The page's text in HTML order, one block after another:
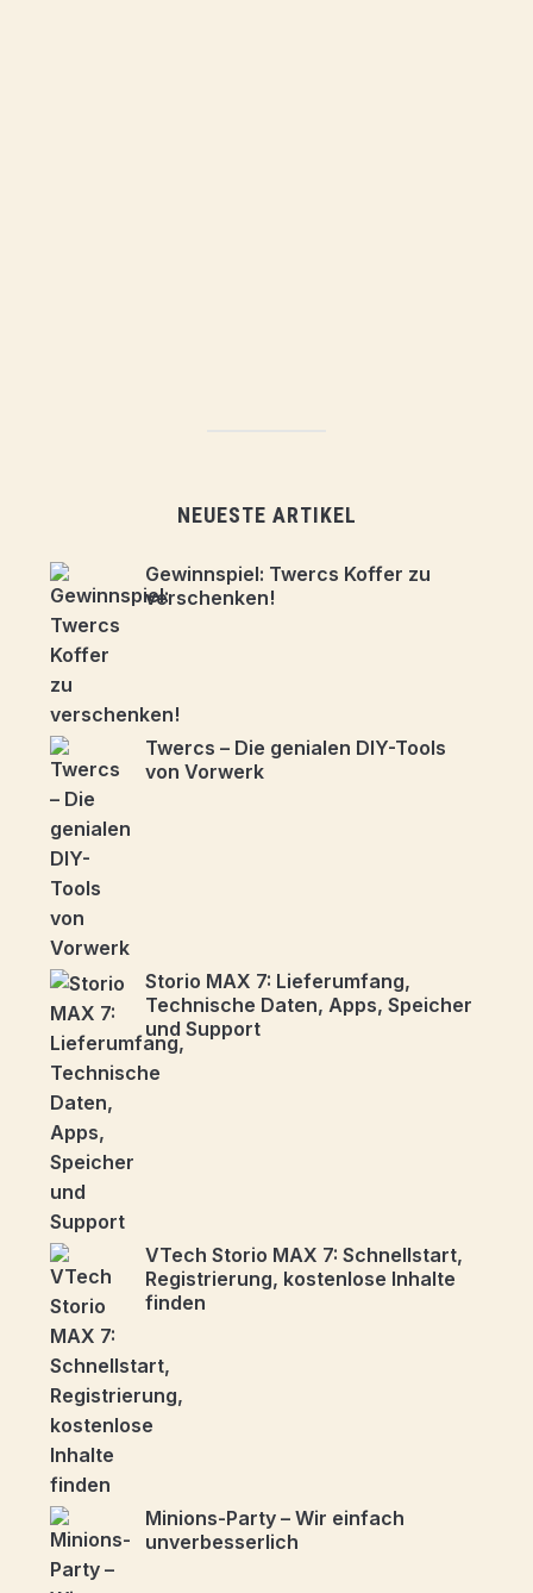
NEUESTE ARTIKEL
Gewinnspiel: Twercs Koffer zu
verschenken!
Twercs – Die genialen DIY-Tools
von Vorwerk
Storio MAX 7: Lieferumfang,
Technische Daten, Apps, Speicher
und Support
VTech Storio MAX 7: Schnellstart,
Registrierung, kostenlose Inhalte
finden
Minions-Party – Wir einfach
unverbesserlich